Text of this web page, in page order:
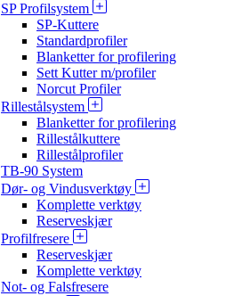
SP Profilsystem
SP-Kuttere
Standardprofiler
Blanketter for profilering
Sett Kutter m/profiler
Norcut Profiler
Rillestålsystem
Blanketter for profilering
Rillestålkuttere
Rillestålprofiler
TB-90 System
Dør- og Vindusverktøy
Komplette verktøy
Reserveskjær
Profilfresere
Reserveskjær
Komplette verktøy
Not- og Falsfresere